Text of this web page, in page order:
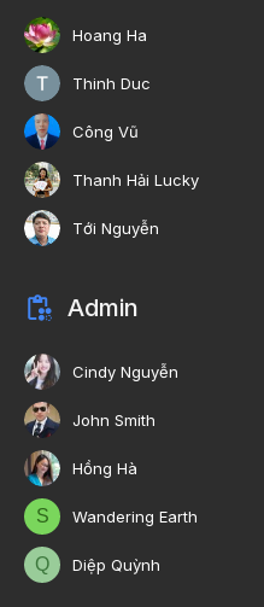
Hoang Ha
Thinh Duc
Công Vũ
Thanh Hải Lucky
Tới Nguyễn
Admin
Cindy Nguyễn
John Smith
Hồng Hà
S Wandering Earth
Q Diệp Quỳnh